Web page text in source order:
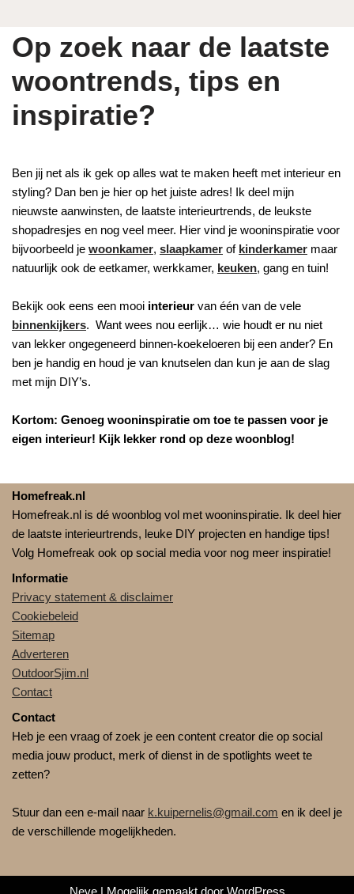
Op zoek naar de laatste
woontrends, tips en
inspiratie?
Ben jij net als ik gek op alles wat te maken heeft met interieur en
styling? Dan ben je hier op het juiste adres! Ik deel mijn
nieuwste aanwinsten, de laatste interieurtrends, de leukste
shopadresjes en nog veel meer. Hier vind je wooninspiratie voor
bijvoorbeeld je woonkamer, slaapkamer of kinderkamer maar
natuurlijk ook de eetkamer, werkkamer, keuken, gang en tuin!
Bekijk ook eens een mooi interieur van één van de vele
binnenkijkers. Want wees nou eerlijk… wie houdt er nu niet
van lekker ongegeneerd binnen-koekeloeren bij een ander? En
ben je handig en houd je van knutselen dan kun je aan de slag
met mijn DIY’s.
Kortom: Genoeg wooninspiratie om toe te passen voor je
eigen interieur! Kijk lekker rond op deze woonblog!
Homefreak.nl
Homefreak.nl is dé woonblog vol met wooninspiratie. Ik deel hier
de laatste interieurtrends, leuke DIY projecten en handige tips!
Volg Homefreak ook op social media voor nog meer inspiratie!
Informatie
Privacy statement & disclaimer
Cookiebeleid
Sitemap
Adverteren
OutdoorSjim.nl
Contact
Contact
Heb je een vraag of zoek je een content creator die op social
media jouw product, merk of dienst in de spotlights weet te
zetten?
Stuur dan een e-mail naar k.kuipernelis@gmail.com en ik deel je
de verschillende mogelijkheden.
Neve| Mogelijk gemaakt door WordPress